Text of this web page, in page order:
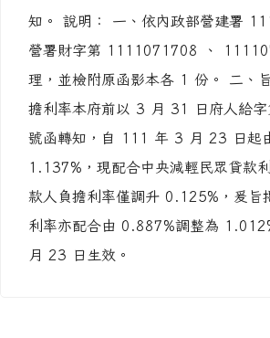
主旨：為減輕同仁貸款利息負擔，本
鎮市公所公教人員輔購住宅貸款借款
0.125%，並溯自 111 年 3 月 23
知。 說明： 一、依內政部營建署
營署財字第 1111071708 、
理，並檢附原函影本各 1 份。 二、
擔利率本府前以 3 月 31 日府人給
號函轉知，自 111 年 3 月 23 日起
1.137%，現配合中央減輕民眾貸款